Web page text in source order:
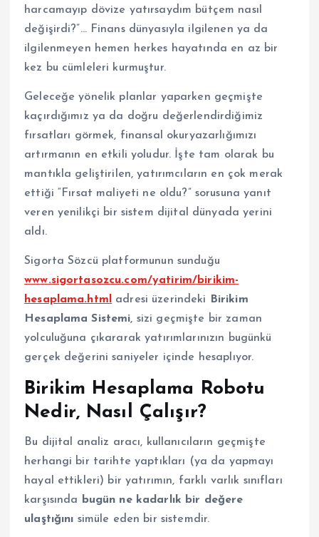
harcamayıp dövize yatırsaydım bütçem nasıl
değişirdi?”… Finans dünyasıyla ilgilenen ya da
ilgilenmeyen hemen herkes hayatında en az bir
kez bu cümleleri kurmuştur.
Geleceğe yönelik planlar yaparken geçmişte
kaçırdığımız ya da doğru değerlendirdiğimiz
fırsatları görmek, finansal okuryazarlığımızı
artırmanın en etkili yoludur. İşte tam olarak bu
mantıkla geliştirilen, yatırımcıların en çok merak
ettiği “Fırsat maliyeti ne oldu?” sorusuna yanıt
veren yenilikçi bir sistem dijital dünyada yerini
aldı.
Sigorta Sözcü platformunun sunduğu
www.sigortasozcu.com/yatirim/birikim-
hesaplama.html
adresi üzerindeki
Birikim
Hesaplama Sistemi, sizi geçmişte bir zaman
yolculuğuna çıkararak yatırımlarınızın bugünkü
gerçek değerini saniyeler içinde hesaplıyor.
Birikim Hesaplama Robotu
Nedir, Nasıl Çalışır?
Bu dijital analiz aracı, kullanıcıların geçmişte
herhangi bir tarihte yaptıkları (ya da yapmayı
hayal ettikleri) bir yatırımın, farklı varlık sınıfları
karşısında
bugün ne kadarlık bir değere
ulaştığını simüle eden bir sistemdir.